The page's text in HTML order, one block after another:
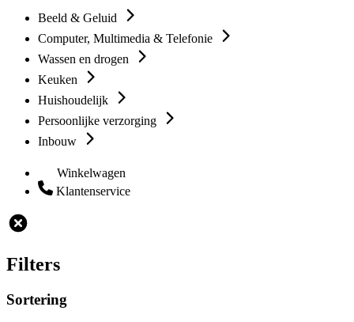
Beeld & Geluid
Computer, Multimedia & Telefonie
Wassen en drogen
Keuken
Huishoudelijk
Persoonlijke verzorging
Inbouw
Winkelwagen
Klantenservice
Filters
Sortering